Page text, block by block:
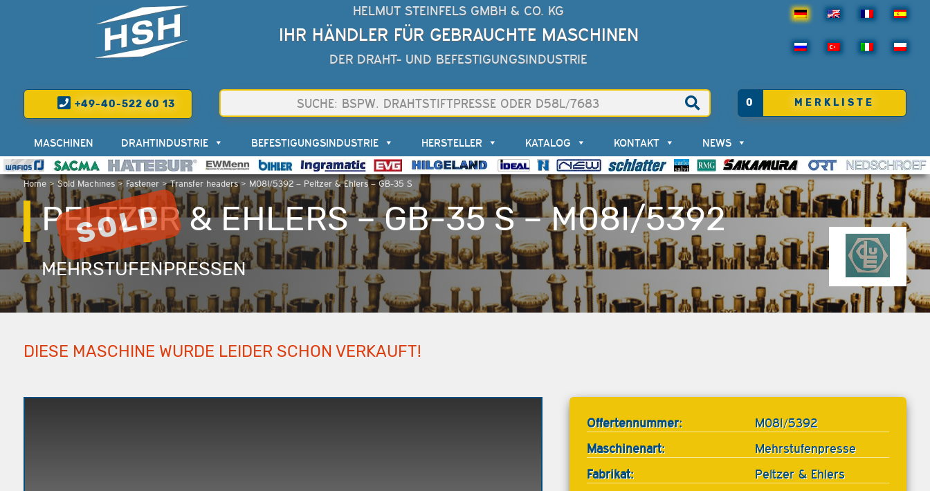
HELMUT STEINFELS GMBH & CO. KG
IHR HÄNDLER FÜR GEBRAUCHTE MASCHINEN
DER DRAHT- UND BEFESTIGUNGSINDUSTRIE
+49-40-522 60 13 0 MERKLISTE
Home> Sold Machines> Fastener>Transfer headers> M08I/5392 – Peltzer & Ehlers – GB-35 S
MASCHINEN DRAHTINDUSTRIE BEFESTIGUNGSINDUSTRIE HERSTELLER KATALOG KONTAKT NEWS
PELTZER & EHLERS – GB-35 S – M08I/5392
MEHRSTUFENPRESSEN
DIESE MASCHINE WURDE LEIDER SCHON VERKAUFT!
Offertennummer:
M08I/5392
Maschinenart:
Mehrstufenpresse
Fabrikat:
Peltzer & Ehlers